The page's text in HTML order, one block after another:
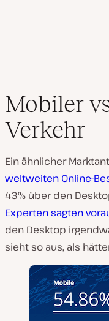
Mobiler
Verkehr
Ein ähnlicher
weltweiten Online-
43% über den
Experten sagten
den Desktop
sieht so aus, als